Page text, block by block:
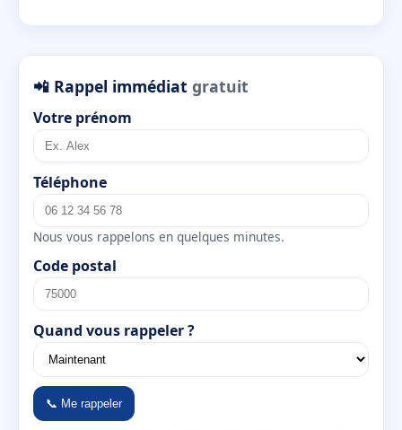
📲 Rappel immédiat gratuit
Votre prénom
Téléphone
Nous vous rappelons en quelques minutes.
Code postal
Quand vous rappeler ?
📞 Me rappeler